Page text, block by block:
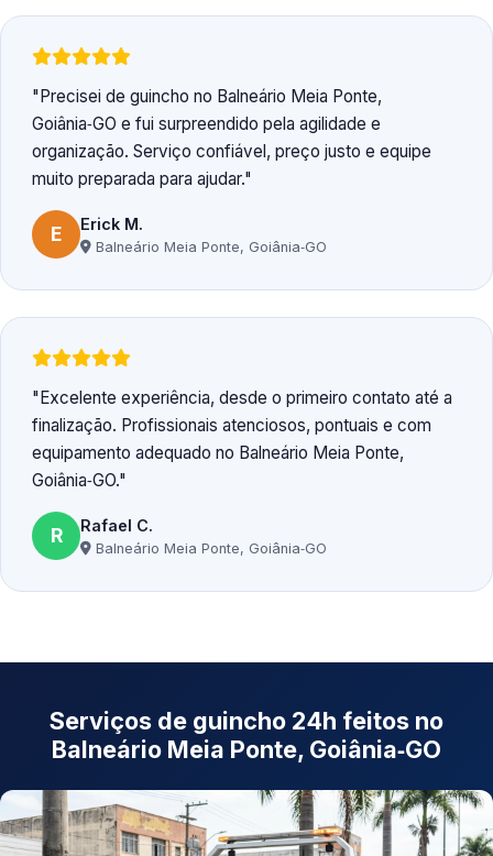
Precisei de guincho no Balneário Meia Ponte,
Goiânia‑GO e fui surpreendido pela agilidade e
organização. Serviço confiável, preço justo e equipe
muito preparada para ajudar.
E Erick M.
Balneário Meia Ponte, Goiânia‑GO
Excelente experiência, desde o primeiro contato até a
finalização. Profissionais atenciosos, pontuais e com
equipamento adequado no Balneário Meia Ponte,
Goiânia‑GO.
R Rafael C.
Balneário Meia Ponte, Goiânia‑GO
Serviços de guincho 24h feitos no
Balneário Meia Ponte, Goiânia‑GO